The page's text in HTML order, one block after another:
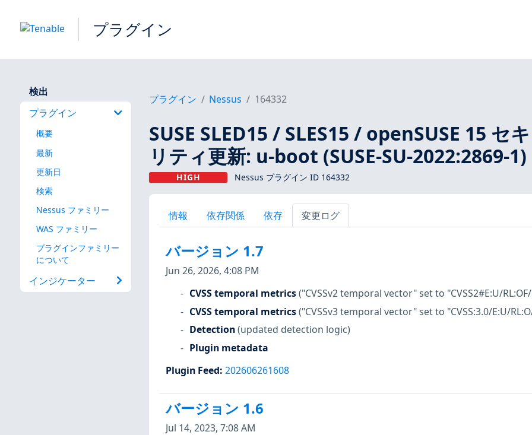
プラグイン
検出
プラグイン
概要
最新
更新日
検索
Nessus ファミリー
WAS ファミリー
プラグインファミリー
について
インジケーター
プラグイン Nessus 164332
SUSE SLED15 / SLES15 / openSUSE 15 セ
リティ更新: u-boot (SUSE-SU-2022:2869-1)
HIGH Nessus プラグイン ID 164332
情報 依存関係 依存 変更ログ
バージョン 1.7
Jun 26, 2026, 4:08 PM
CVSS temporal metrics("CVSSv2 temporal vector" set to "CVSS2#E:U/RL:OF/
CVSS temporal metrics("CVSSv3 temporal vector" set to "CVSS:3.0/E:U/
Detection(updated detection logic)
Plugin metadata
Plugin Feed: 202606261608
バージョン 1.6
Jul 14, 2023, 7:08 AM